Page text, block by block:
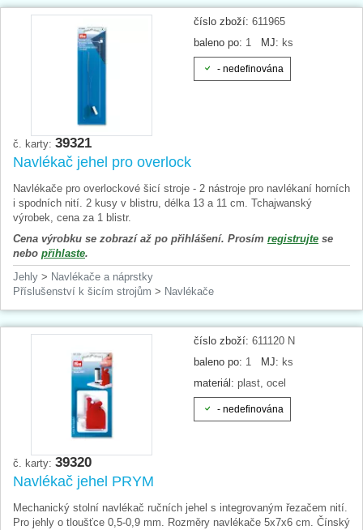
číslo zboží: 611965
baleno po: 1 MJ: ks
- nedefinována
č. karty: 39321
Navlékač jehel pro overlock
Navlékače pro overlockové šicí stroje - 2 nástroje pro navlékaní horních
i spodních nití. 2 kusy v blistru, délka 13 a 11 cm. Tchajwanský
výrobek, cena za 1 blistr.
Cena výrobku se zobrazí až po přihlášení. Prosím registrujte se
nebo přihlaste.
Jehly > Navlékače a náprstky
Příslušenství k šicím strojům > Navlékače
číslo zboží: 611120 N
baleno po: 1 MJ: ks
materiál: plast, ocel
- nedefinována
č. karty: 39320
Navlékač jehel PRYM
Mechanický stolní navlékač ručních jehel s integrovaným řezačem nití.
Pro jehly o tloušťce 0,5-0,9 mm. Rozměry navlékače 5x7x6 cm. Čínský